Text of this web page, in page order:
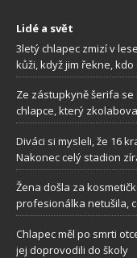
Lidé a svět
3letý chlapec zmizí v
kůži, když jim řekne,
Ze zástupkyně šerifa
chlapce, který
Diváci si mysleli, že 16
Nakonec celý stadion
Žena došla za
profesionálka netušila,
Chlapec měl po smrti
jej doprovodili do školy